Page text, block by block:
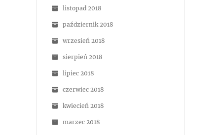
listopad 2018
październik 2018
wrzesień 2018
sierpień 2018
lipiec 2018
czerwiec 2018
kwiecień 2018
marzec 2018